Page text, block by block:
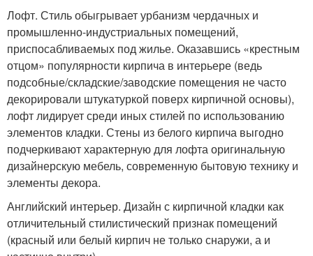
Лофт. Стиль обыгрывает урбанизм чердачных и
промышленно-индустриальных помещений,
приспосабливаемых под жилье. Оказавшись «крестным
отцом» популярности кирпича в интерьере (ведь
подсобные/складские/заводские помещения не часто
декорировали штукатуркой поверх кирпичной основы),
лофт лидирует среди иных стилей по использованию
элементов кладки. Стены из белого кирпича выгодно
подчеркивают характерную для лофта оригинальную
дизайнерскую мебель, современную бытовую технику и
элементы декора.
Английский интерьер. Дизайн с кирпичной кладки как
отличительный стилистический признак помещений
(красный или белый кирпич не только снаружи, а и